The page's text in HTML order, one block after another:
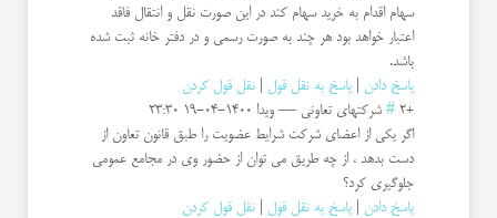
سهام اقدام به خرید سهام کند در این صورت نقل و انتقال فاقد
اعتبار خواهد بود هر چند به صورت رسمی و در دفتر خانه ثبت شده
باشد.
پاسخ دادن
پاسخ به نقل قول
نقل قول کردن
+2
# شرکتهای تعاونی — ویدا 1400-04-19 23:30
اگر یکی از اعضای شرکت شرایط عضویت را طبق قانون تعاون از
دست بدهد ، از چه طریق می توان از حضور وی در مجامع عمومی
جلوگیری کرد؟
پاسخ دادن
پاسخ به نقل قول
نقل قول کردن